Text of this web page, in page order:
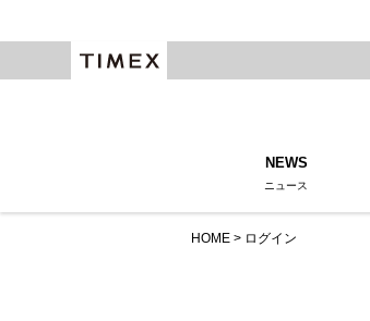
NEWS
ニュース
HOME ログイン